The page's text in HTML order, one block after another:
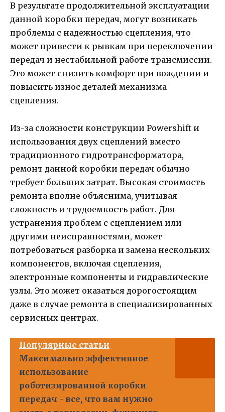
В результате продолжительной эксплуатации
данной коробки передач, могут возникать
проблемы с надежностью сцепления, что
может привести к рывкам при переключении
передач и нестабильной работе трансмиссии.
Это может снизить комфорт при вождении и
повысить износ деталей механизма
сцепления.
Из-за сложности конструкции Powershift и
использования двух сцеплений вместо
традиционного гидротрансформатора,
ремонт данной коробки передач обычно
требует больших затрат. Высокая стоимость
ремонта вполне объяснима, учитывая
сложность и трудоемкость работ. Для
устранения проблем с сцеплением или
другими неисправностями, может
потребоваться разборка и замена нескольких
компонентов, включая сцепления,
электронные компоненты и гидравлические
узлы. Это может оказаться дорогостоящим
даже в случае ремонта в специализированных
сервисных центрах.
Популярные статьи
Максимально эффективное
использование
роботизированной коробки
передач - все, что вам нужно